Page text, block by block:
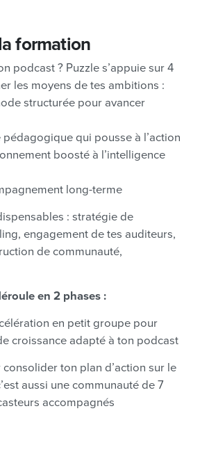
formation
podcast ? Puzzle s’appuie sur 4
les moyens de tes ambitions :
structurée pour avancer
pédagogique qui pousse à l’action
boosté à l’intelligence
long-terme
: stratégie de
engagement de tes auditeurs,
de communauté,
en 2 phases :
en petit groupe pour
croissance adapté à ton podcast
ton plan d’action sur le
aussi une communauté de 7
accompagnés